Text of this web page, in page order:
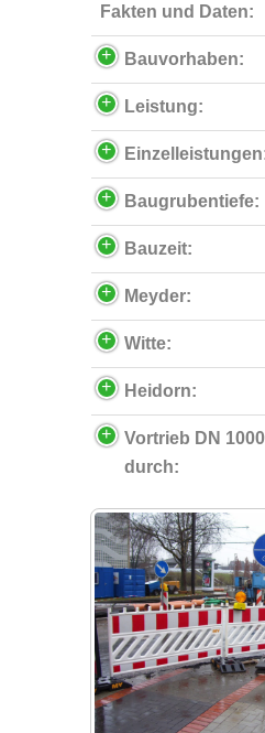
Fakten und Daten:
Bauvorhaben:
Leistung:
Baugrubentiefe:
Bauzeit:
Meyder:
Witte:
Heidorn:
Vortrieb DN
durch: